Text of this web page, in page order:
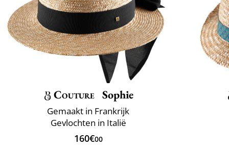
Couture Sophie
Gemaakt in Frankrijk
Gevlochten in Italië
160€00